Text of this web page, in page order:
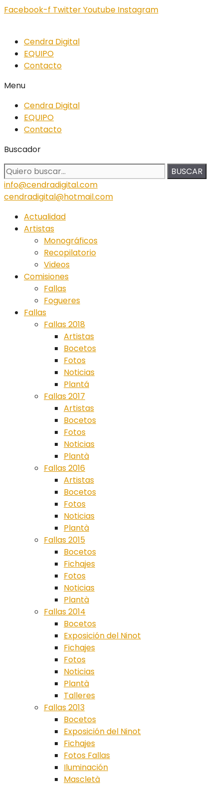
Facebook-f TwitterYoutube Instagram
Cendra Digital
EQUIPO
Contacto
Menu
Cendra Digital
EQUIPO
Contacto
Buscador
BUSCAR
info@cendradigital.com
cendradigital@hotmail.com
Actualidad
Artistas
Monográficos
Recopilatorio
Videos
Comisiones
Fallas
Fogueres
Fallas
Fallas 2018
Artistas
Bocetos
Fotos
Noticias
Plantá
Fallas 2017
Artistas
Bocetos
Fotos
Noticias
Plantà
Fallas 2016
Artistas
Bocetos
Fotos
Noticias
Plantà
Fallas 2015
Bocetos
Fichajes
Fotos
Noticias
Plantà
Fallas 2014
Bocetos
Exposición del Ninot
Fichajes
Fotos
Noticias
Plantà
Talleres
Fallas 2013
Bocetos
Exposición del Ninot
Fichajes
Fotos Fallas
Iluminación
Mascletà